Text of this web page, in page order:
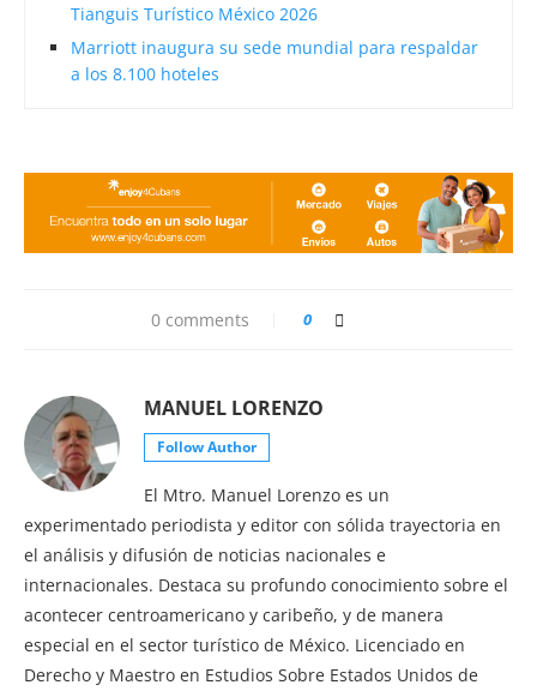
Tianguis Turístico México 2026
Marriott inaugura su sede mundial para respaldar
a los 8.100 hoteles
0 comments 0
MANUEL LORENZO
Follow Author
El Mtro. Manuel Lorenzo es un
experimentado periodista y editor con sólida trayectoria en
el análisis y difusión de noticias nacionales e
internacionales. Destaca su profundo conocimiento sobre el
acontecer centroamericano y caribeño, y de manera
especial en el sector turístico de México. Licenciado en
Derecho y Maestro en Estudios Sobre Estados Unidos de